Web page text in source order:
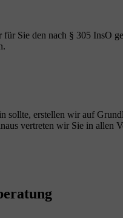
Sie den nach § 305 InsO
sollte, erstellen wir auf
vertreten wir Sie in allen